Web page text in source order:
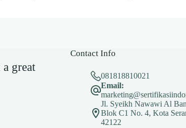
great
Contact Info
081818810021
Email:
Jl. Syeikh Nawawi Al
Blok C1 No. 4, Kota
42122